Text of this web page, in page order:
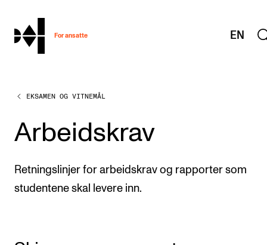
hjem
For ansatte EN
MITT ARBEIDSFORHOLD
Arbeidstid og lønn
Reiser og utveksling
Kompetanse og velferd
Overordnet i mitt arbeid
EKSAMEN OG VITNEMÅL
Arbeidskrav
Retningslinjer for arbeidskrav og rapporter som
studentene skal levere inn.